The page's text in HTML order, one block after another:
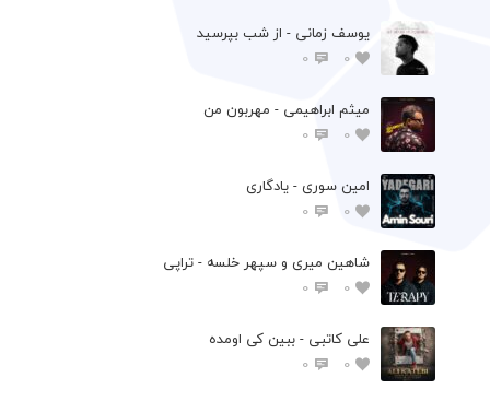
یوسف زمانی - از شب بپرسید
0
0
میثم ابراهیمی - مهربون من
0
0
امین سوری - یادگاری
0
0
شاهین میری و سپهر خلسه - تراپی
0
0
علی کاتبی - ببین کی اومده
0
0